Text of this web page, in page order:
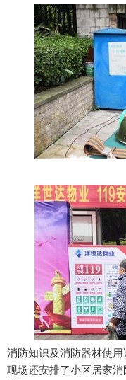
消防知识及消防器材使用
现场还安排了小区居家